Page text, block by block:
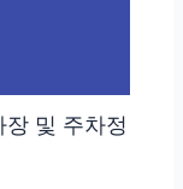
및 주차정